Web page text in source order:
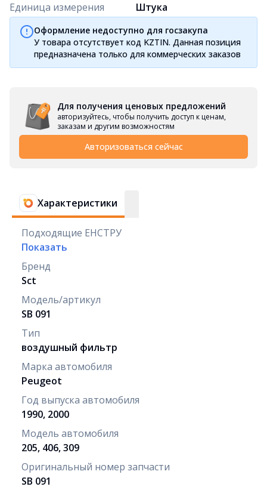
Единица измерения
Штука
Оформление недоступно для госзакупа
У товара отсутствует код KZTIN. Данная позиция
предназначена только для коммерческих заказов
Для получения ценовых предложений
авторизуйтесь, чтобы получить доступ к ценам,
заказам и другим возможностям
Авторизоваться сейчас
Характеристики
Подходящие ЕНСТРУ
Показать
Бренд
Sct
Модель/артикул
SB 091
Тип
воздушный фильтр
Марка автомобиля
Peugeot
Год выпуска автомобиля
1990, 2000
Модель автомобиля
205, 406, 309
Оригинальный номер запчасти
SB 091